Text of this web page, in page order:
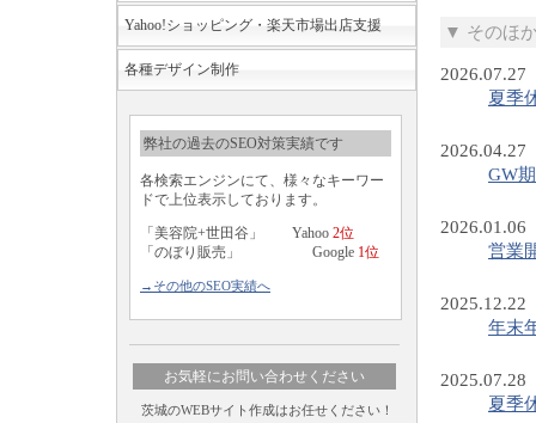
Yahoo!ショッピング・楽天市場出店支援
各種デザイン制作
弊社の過去のSEO対策実績です
各検索エンジンにて、様々なキーワー
ドで上位表示しております。
「美容院+世田谷」 Yahoo 2位
「のぼり販売」 Google 1位
→その他のSEO実績へ
お気軽にお問い合わせください
茨城のWEBサイト作成はお任せください！
▼ そのほ
2026.07.27
夏季
2026.04.27
GW
2026.01.06
営業
2025.12.22
年末
2025.07.28
夏季